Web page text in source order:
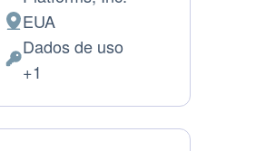
Lugar
de
processamento:
EUA
Dados
Dados de uso
+1